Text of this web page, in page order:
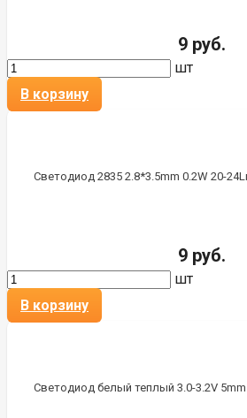
9 руб.
шт
В корзину
Светодиод 2835 2.8*3.5mm 0.2W 20-
9 руб.
шт
В корзину
Светодиод белый теплый 3.0-3.2V 5mm